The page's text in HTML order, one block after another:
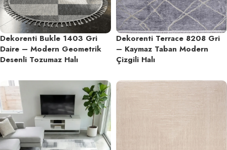
Dekorenti Bukle 1403 Gri
Daire – Modern Geometrik
Desenli Tozumaz Halı
Dekorenti Terrace 8208 Gri
– Kaymaz Taban Modern
Çizgili Halı